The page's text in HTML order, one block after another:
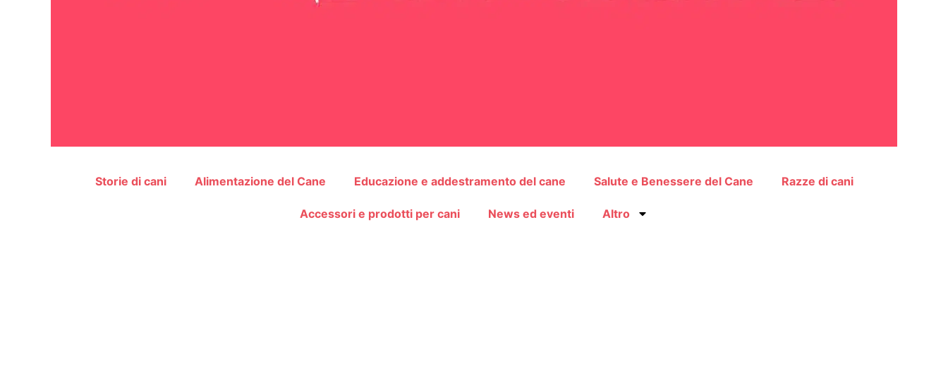
Storie di cani Alimentazione del Cane Educazione e addestramento del cane Salute e Benessere del Cane Razze di cani
Accessori e prodotti per cani News ed eventi Altro